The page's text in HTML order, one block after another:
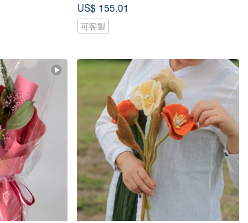
US$ 155.01
可客製